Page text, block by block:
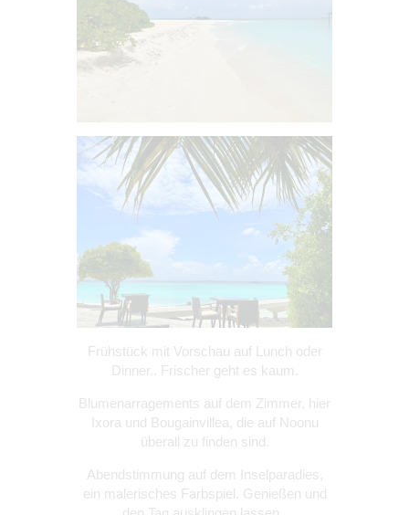
Frühstück mit Vorschau auf Lunch oder
Dinner.. Frischer geht es kaum.
Blumenarragements auf dem Zimmer, hier
Ixora und Bougainvillea, die auf Noonu
überall zu finden sind.
Abendstimmung auf dem Inselparadies,
ein malerisches Farbspiel. Genießen und